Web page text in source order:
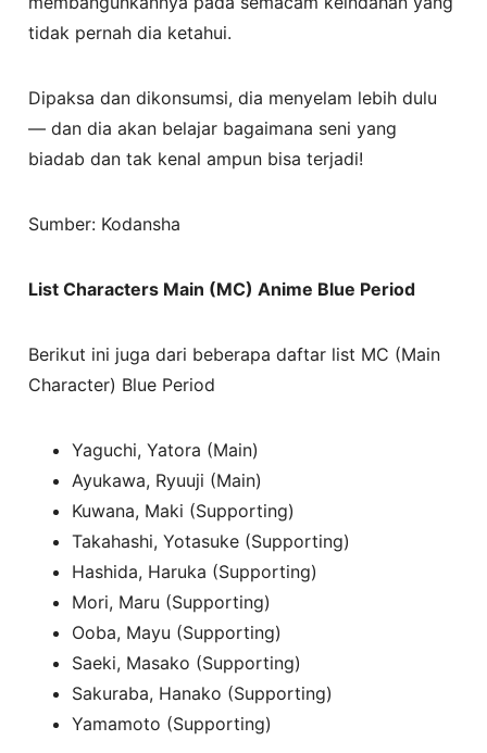
tidak pernah dia ketahui.
Dipaksa dan dikonsumsi, dia menyelam lebih dulu
— dan dia akan belajar bagaimana seni yang
biadab dan tak kenal ampun bisa terjadi!
Sumber: Kodansha
List Characters Main (MC) Anime Blue Period
Berikut ini juga dari beberapa daftar list MC (Main
Character) Blue Period
Yaguchi, Yatora (Main)
Ayukawa, Ryuuji (Main)
Kuwana, Maki (Supporting)
Takahashi, Yotasuke (Supporting)
Hashida, Haruka (Supporting)
Mori, Maru (Supporting)
Ooba, Mayu (Supporting)
Saeki, Masako (Supporting)
Sakuraba, Hanako (Supporting)
Yamamoto (Supporting)